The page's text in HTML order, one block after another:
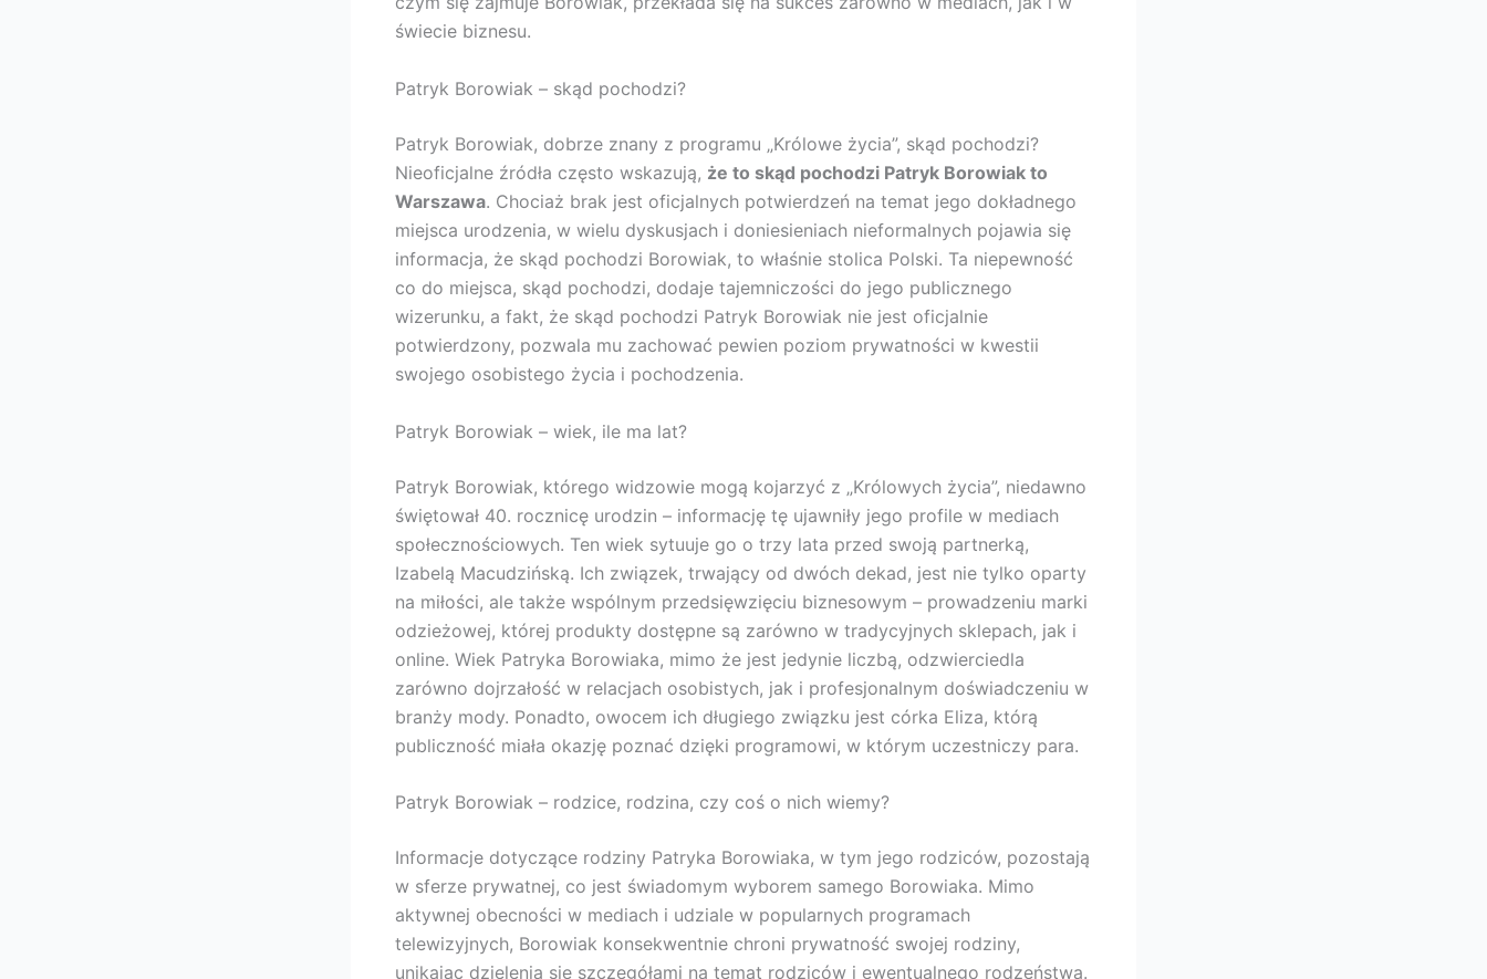
świecie biznesu.
Patryk Borowiak – skąd pochodzi?
Patryk Borowiak, dobrze znany z programu „Królowe życia”, skąd pochodzi?
Nieoficjalne źródła często wskazują, że to skąd pochodzi Patryk Borowiak to
Warszawa. Chociaż brak jest oficjalnych potwierdzeń na temat jego dokładnego
miejsca urodzenia, w wielu dyskusjach i doniesieniach nieformalnych pojawia się
informacja, że skąd pochodzi Borowiak, to właśnie stolica Polski. Ta niepewność
co do miejsca, skąd pochodzi, dodaje tajemniczości do jego publicznego
wizerunku, a fakt, że skąd pochodzi Patryk Borowiak nie jest oficjalnie
potwierdzony, pozwala mu zachować pewien poziom prywatności w kwestii
swojego osobistego życia i pochodzenia.
Patryk Borowiak – wiek, ile ma lat?
Patryk Borowiak, którego widzowie mogą kojarzyć z „Królowych życia”, niedawno
świętował 40. rocznicę urodzin – informację tę ujawniły jego profile w mediach
społecznościowych. Ten wiek sytuuje go o trzy lata przed swoją partnerką,
Izabelą Macudzińską. Ich związek, trwający od dwóch dekad, jest nie tylko oparty
na miłości, ale także wspólnym przedsięwzięciu biznesowym – prowadzeniu marki
odzieżowej, której produkty dostępne są zarówno w tradycyjnych sklepach, jak i
online. Wiek Patryka Borowiaka, mimo że jest jedynie liczbą, odzwierciedla
zarówno dojrzałość w relacjach osobistych, jak i profesjonalnym doświadczeniu w
branży mody. Ponadto, owocem ich długiego związku jest córka Eliza, którą
publiczność miała okazję poznać dzięki programowi, w którym uczestniczy para.
Patryk Borowiak – rodzice, rodzina, czy coś o nich wiemy?
Informacje dotyczące rodziny Patryka Borowiaka, w tym jego rodziców, pozostają
w sferze prywatnej, co jest świadomym wyborem samego Borowiaka. Mimo
aktywnej obecności w mediach i udziale w popularnych programach
telewizyjnych, Borowiak konsekwentnie chroni prywatność swojej rodziny,
unikając dzielenia się szczegółami na temat rodziców i ewentualnego rodzeństwa.